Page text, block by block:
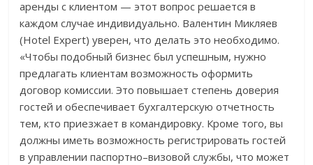
аренды с клиентом — этот вопрос решается в
каждом случае индивидуально. Валентин Микляев
(Hotel Expert) уверен, что делать это необходимо.
«Чтобы подобный бизнес был успешным, нужно
предлагать клиентам возможность оформить
договор комиссии. Это повышает степень доверия
гостей и обеспечивает бухгалтерскую отчетность
тем, кто приезжает в командировку. Кроме того, вы
должны иметь возможность регистрировать гостей
в управлении паспортно–визовой службы, что может